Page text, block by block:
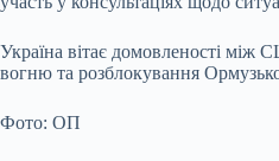
Україна вітає домовленості
вогню та розблокування
Фото: ОП